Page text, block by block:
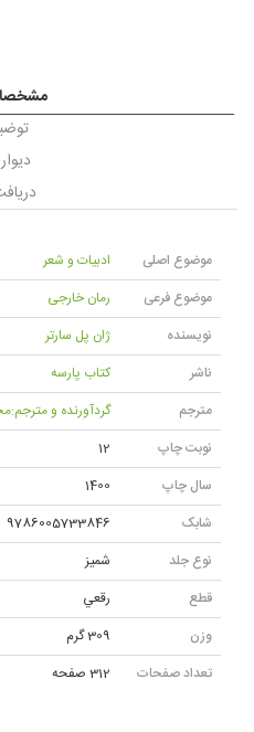
موضوع اصلی
ادبیات و شعر
موضوع فرعی
رمان خارجی
نویسنده
ژان پل سارتر
ناشر
کتاب پارسه
مترجم
گردآورنده و
نوبت چاپ
12
سال چاپ
1400
شابک
9786005733846
نوع جلد
شمیز
قطع
رقعي
وزن
309 گرم
تعداد صفحات
312 صفحه